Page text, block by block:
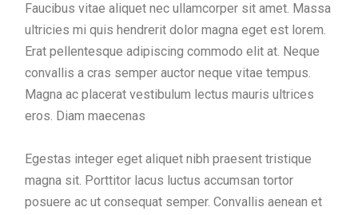
Faucibus vitae aliquet nec ullamcorper sit amet. Massa
ultricies mi quis hendrerit dolor magna eget est lorem.
Erat pellentesque adipiscing commodo elit at. Neque
convallis a cras semper auctor neque vitae tempus.
Magna ac placerat vestibulum lectus mauris ultrices
eros. Diam maecenas
Egestas integer eget aliquet nibh praesent tristique
magna sit. Porttitor lacus luctus accumsan tortor
posuere ac ut consequat semper. Convallis aenean et